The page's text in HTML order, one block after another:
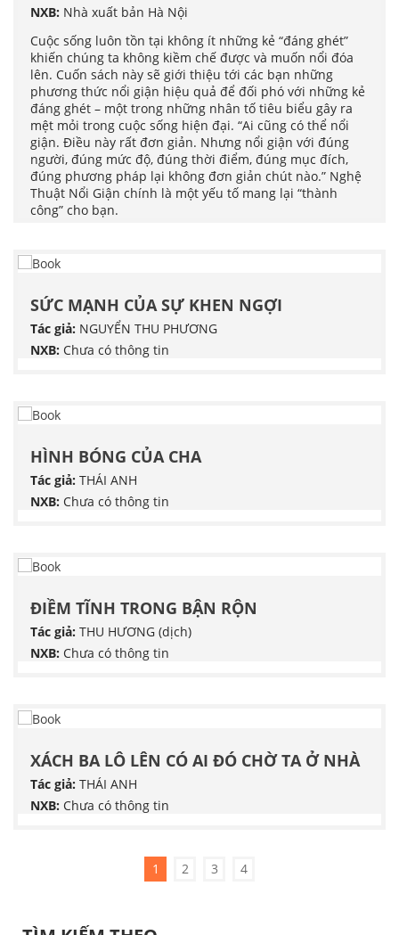
NXB: Nhà xuất bản Hà Nội
Cuộc sống luôn tồn tại không ít những kẻ “đáng ghét”
khiến chúng ta không kiềm chế được và muốn nổi đóa
lên. Cuốn sách này sẽ giới thiệu tới các bạn những
phương thức nổi giận hiệu quả để đối phó với những kẻ
đáng ghét – một trong những nhân tố tiêu biểu gây ra
mệt mỏi trong cuộc sống hiện đại. “Ai cũng có thể nổi
giận. Điều này rất đơn giản. Nhưng nổi giận với đúng
người, đúng mức độ, đúng thời điểm, đúng mục đích,
đúng phương pháp lại không đơn giản chút nào.” Nghệ
Thuật Nổi Giận chính là một yếu tố mang lại “thành
công” cho bạn.
SỨC MẠNH CỦA SỰ KHEN NGỢI
Tác giả: NGUYỂN THU PHƯƠNG
NXB: Chưa có thông tin
HÌNH BÓNG CỦA CHA
Tác giả: THÁI ANH
NXB: Chưa có thông tin
ĐIỀM TĨNH TRONG BẬN RỘN
Tác giả: THU HƯƠNG (dịch)
NXB: Chưa có thông tin
XÁCH BA LÔ LÊN CÓ AI ĐÓ CHỜ TA Ở NHÀ
Tác giả: THÁI ANH
NXB: Chưa có thông tin
1 2 3 4